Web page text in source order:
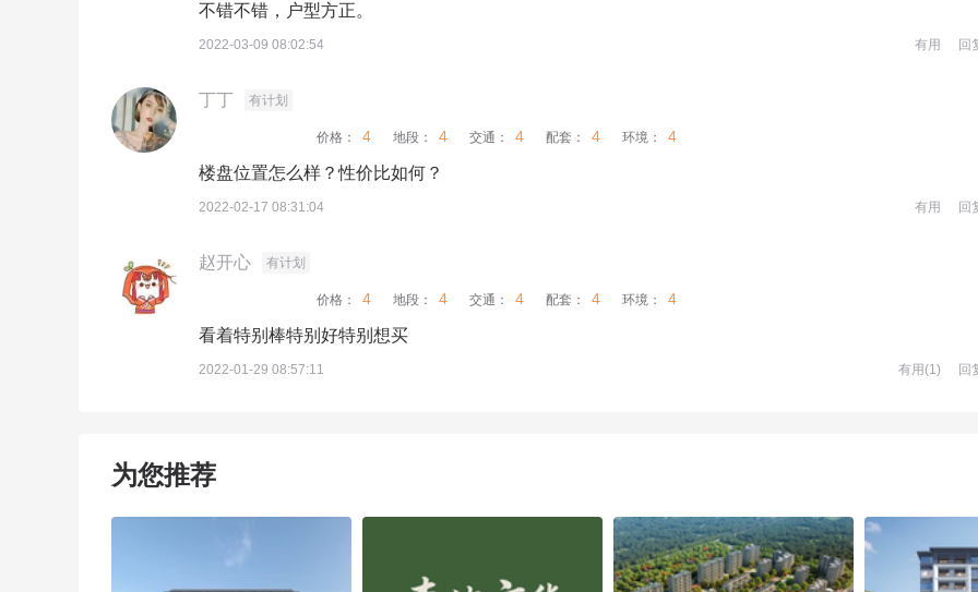
不错不错，户型方正。
2022-03-09 08:02:54 有用 回
丁丁 有计划
价格： 4 地段： 4 交通： 4 配套： 4 环境： 4
楼盘位置怎么样？性价比如何？
2022-02-17 08:31:04 有用 回
赵开心 有计划
价格： 4 地段： 4 交通： 4 配套： 4 环境： 4
看着特别棒特别好特别想买
2022-01-29 08:57:11 有用(1) 回
为您推荐